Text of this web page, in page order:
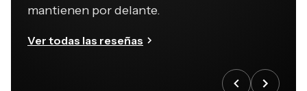
mantienen por delante.
Ver todas las reseñas